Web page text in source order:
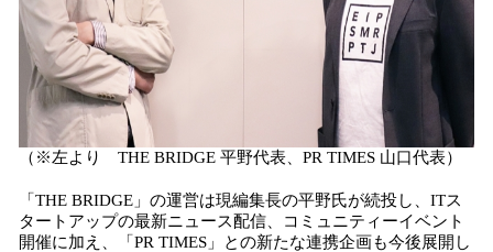
（※左より THE BRIDGE 平野代表、PR TIMES 山口代表）
「THE BRIDGE」の運営は現編集長の平野氏が続投し、ITス
タートアップの最新ニュース配信、コミュニティーイベント
開催に加え、「PR TIMES」との新たな連携企画も今後展開し